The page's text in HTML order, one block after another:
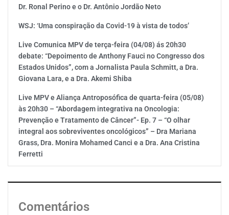
Dr. Ronal Perino e o Dr. Antônio Jordão Neto
WSJ: ‘Uma conspiração da Covid-19 à vista de todos’
Live Comunica MPV de terça-feira (04/08) ás 20h30
debate: “Depoimento de Anthony Fauci no Congresso dos
Estados Unidos”, com a Jornalista Paula Schmitt, a Dra.
Giovana Lara, e a Dra. Akemi Shiba
Live MPV e Aliança Antroposófica de quarta-feira (05/08)
às 20h30 – “Abordagem integrativa na Oncologia:
Prevenção e Tratamento de Câncer”- Ep. 7 – “O olhar
integral aos sobreviventes oncológicos” – Dra Mariana
Grass, Dra. Monira Mohamed Canci e a Dra. Ana Cristina
Ferretti
Comentários